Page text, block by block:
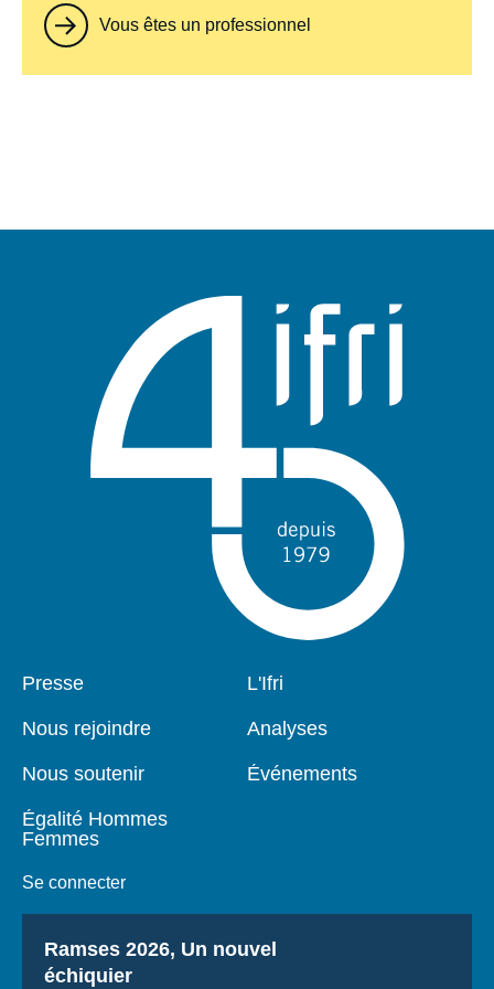
Vous êtes un professionnel
Pied
Presse
Nous rejoindre
Nous soutenir
Égalité Hommes
Femmes
Se connecter
Navigation
L'Ifri
Analyses
Événements
Titre
Ramses 2026, Un nouvel
échiquier